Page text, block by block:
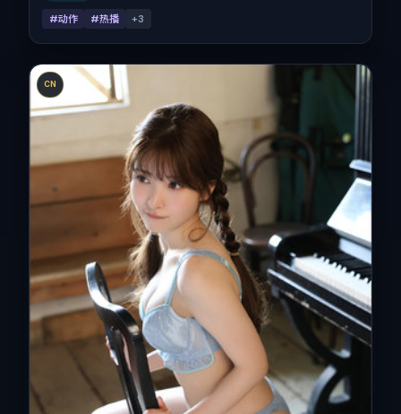
#动作 #热播 +3
CN